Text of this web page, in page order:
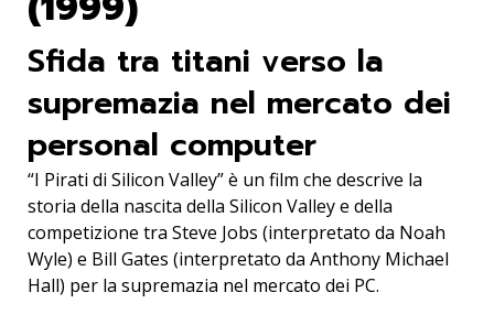
Sfida tra titani verso la
supremazia nel mercato dei
personal computer
“I Pirati di Silicon Valley” è un film che descrive la
storia della nascita della Silicon Valley e della
competizione tra Steve Jobs (interpretato da Noah
Wyle) e Bill Gates (interpretato da Anthony Michael
Hall) per la supremazia nel mercato dei PC.